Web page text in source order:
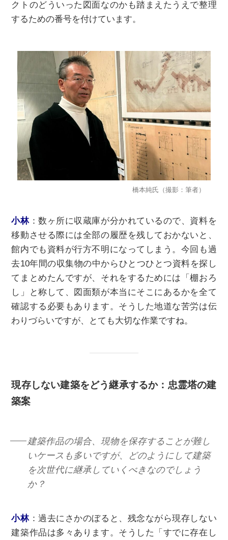
クトのどういった図⾯なのかも踏まえたうえで整理
するための番号を付けています。
橋本純⽒（撮影：筆者）
⼩林：数ヶ所に収蔵庫が分かれているので、資料を
移動させる際には全部の履歴を残しておかないと、
館内でも資料が行方不明になってしまう。今回も過
去10年間の収集物の中からひとつひとつ資料を探し
てまとめたんですが、それをするためには「棚おろ
し」と称して、図⾯類が本当にそこにあるかを全て
確認する必要もあります。そうした地道な苦労は伝
わりづらいですが、とても大切な作業ですね。
現存しない建築をどう継承するか：忠霊塔の建
築案
建築作品の場合、現物を保存することが難し
いケースも多いですが、どのようにして建築
を次世代に継承していくべきなのでしょう
か？
⼩林：過去にさかのぼると、残念ながら現存しない
建築作品は多々あります。そうした「すでに存在し